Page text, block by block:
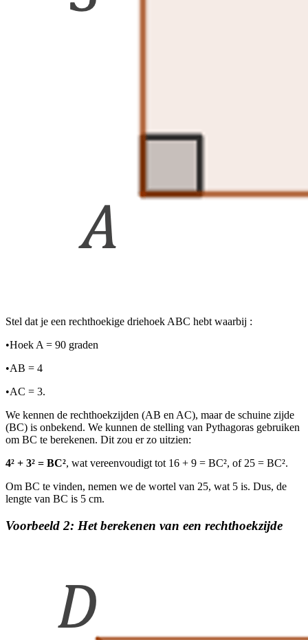
Stel dat je een rechthoekige driehoek ABC hebt waarbij :
•Hoek A = 90 graden
•AB = 4
•AC = 3.
We kennen de rechthoekzijden (AB en AC), maar de schuine zijde
(BC) is onbekend. We kunnen de stelling van Pythagoras gebruiken
om BC te berekenen. Dit zou er zo uitzien:
4² + 3² = BC², wat vereenvoudigt tot 16 + 9 = BC², of 25 = BC².
Om BC te vinden, nemen we de wortel van 25, wat 5 is. Dus, de
lengte van BC is 5 cm.
Voorbeeld 2: Het berekenen van een rechthoekzijde